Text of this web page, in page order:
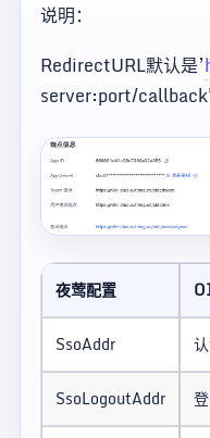
说明：
RedirectURL默认是’
server:port/callback'
夜莺配置
SsoAddr
SsoLogoutAddr